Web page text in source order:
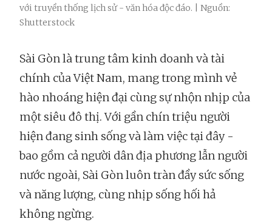
với truyền thống lịch sử - văn hóa độc đáo. | Nguồn:
Shutterstock
Sài Gòn là trung tâm kinh doanh và tài
chính của Việt Nam, mang trong mình vẻ
hào nhoáng hiện đại cùng sự nhộn nhịp của
một siêu đô thị. Với gần chín triệu người
hiện đang sinh sống và làm việc tại đây -
bao gồm cả người dân địa phương lẫn người
nước ngoài, Sài Gòn luôn tràn đầy sức sống
và năng lượng, cùng nhịp sống hối hả
không ngừng.